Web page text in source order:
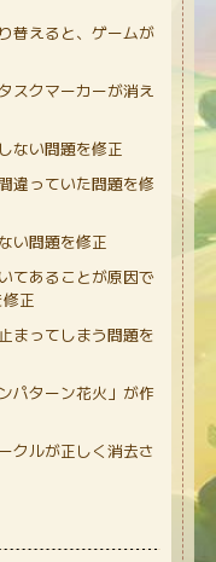
替えると、ゲームが
スクマーカーが消え
ない問題を修正
違っていた問題を修
い問題を修正
てあることが原因で
正
まってしまう問題を
パターン花火」が作
クルが正しく消去さ